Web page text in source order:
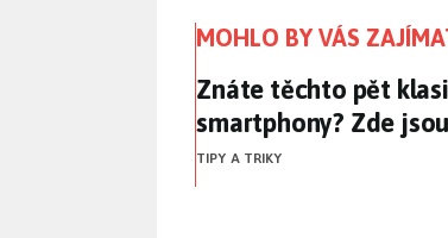
MOHLO BY VÁS
Znáte těchto pět
Znáte těchto pět
smartphony? Zde
TIPY A TRIKY